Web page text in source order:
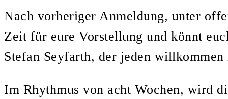
Nach vorheriger Anmeldung, unter
Zeit für eure Vorstellung und könnt
Stefan Seyfarth, der jeden
Im Rhythmus von acht Wochen, wird